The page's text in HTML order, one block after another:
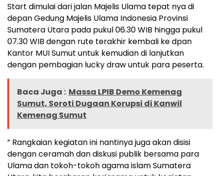
Start dimulai dari jalan Majelis Ulama tepat nya di
depan Gedung Majelis Ulama Indonesia Provinsi
Sumatera Utara pada pukul 06.30 WIB hingga pukul
07.30 WIB dengan rute terakhir kembali ke dpan
Kantor MUI Sumut untuk kemudian di lanjutkan
dengan pembagian lucky draw untuk para peserta.
Baca Juga : Massa LPIB Demo Kemenag
Sumut, Soroti Dugaan Korupsi di Kanwil
Kemenag Sumut
” Rangkaian kegiatan ini nantinya juga akan disisi
dengan ceramah dan diskusi publik bersama para
Ulama dan tokoh-tokoh agama islam Sumatera